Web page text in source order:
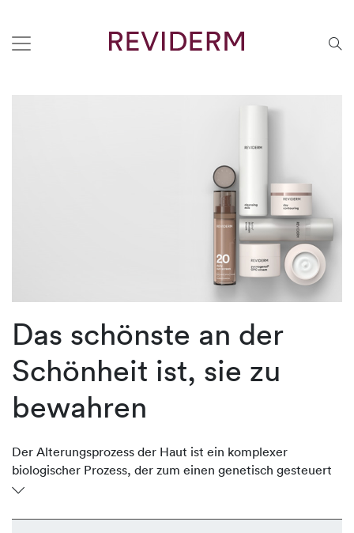
Das schönste an der
Schönheit ist, sie zu
bewahren
Der Alterungsprozess der Haut ist ein komplexer
biologischer Prozess, der zum einen genetisch gesteuert
(Zeitalterung) und zum anderen durch Umweltfaktoren
Prozesse prägen das Erscheinungsbild der Haut und